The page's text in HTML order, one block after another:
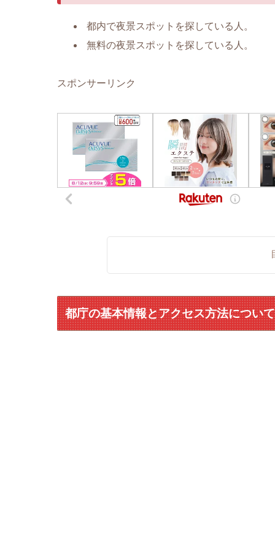
都内で夜景スポットを探している人。
無料の夜景スポットを探している人。
スポンサーリンク
都庁の基本情報とアクセス方法について